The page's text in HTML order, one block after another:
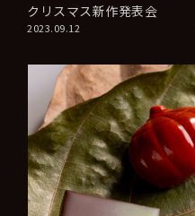
クリスマス新作発表会
2023.09.12